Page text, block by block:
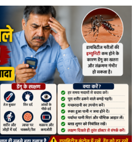
खतरा
जानिए
एक्सपर्ट
और
रिसर्च
की
पूरी
सच्चाई